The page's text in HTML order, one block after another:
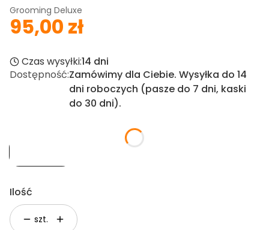
Grooming Deluxe
Cena
95,00 zł
Czas wysyłki:14 dni
Dostępność:Zamówimy dla Ciebie. Wysyłka do 14
dni roboczych (pasze do 7 dni, kaski
do 30 dni).
Ilość
szt.